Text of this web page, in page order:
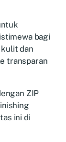
bagi
kulit dan
transparan
ZIP
ini di